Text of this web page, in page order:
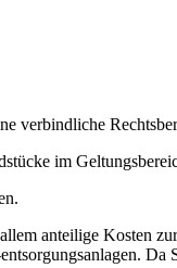
verbindliche
im
anteilige Kosten
Da